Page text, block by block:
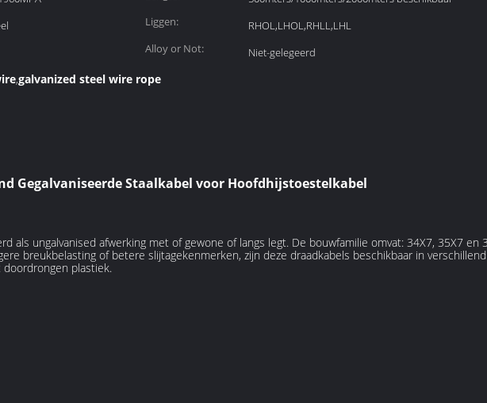
Liggen:
RHOL,LHOL,RHLL,LHL
Alloy or Not:
Niet-gelegeerd
,galvanized steel wire rope
Gegalvaniseerde Staalkabel voor Hoofdhijstoestelkabel
als ungalvanised afwerking met of gewone of langs legt. De bouwfamilie omvat: 34X7, 35X7 en
breukbelasting of betere slijtagekenmerken, zijn deze draadkabels beschikbaar in
plastiek.